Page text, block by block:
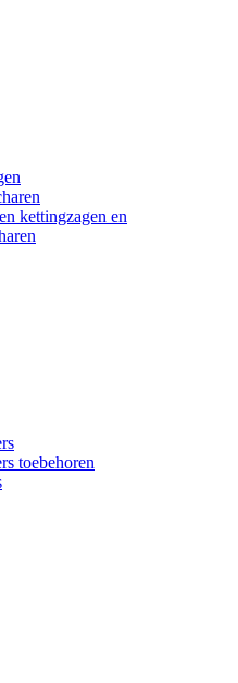
kettingzagen en
toebehoren